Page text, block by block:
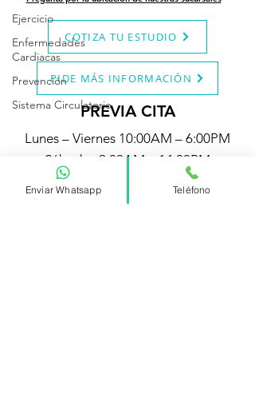
Ejercicio
Enfermedades
Cardiacas
Prevención
Sistema Circulatorio
COTIZA TU ESTUDIO
PIDE MÁS INFORMACIÓN
PREVIA CITA
Lunes – Viernes 10:00AM – 6:00PM
Sábados 9:00AM – 14:00PM
Enviar Whatsapp Teléfono